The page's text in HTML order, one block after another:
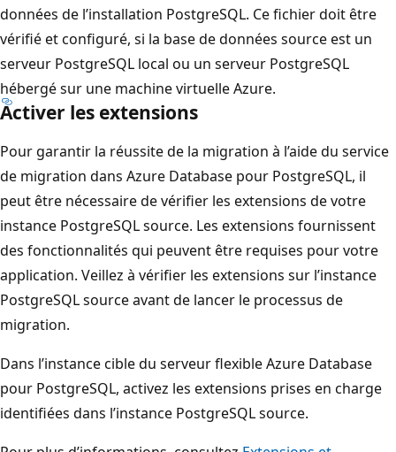
données de l’installation PostgreSQL. Ce fichier doit être
vérifié et configuré, si la base de données source est un
serveur PostgreSQL local ou un serveur PostgreSQL
hébergé sur une machine virtuelle Azure.
Activer les extensions
Pour garantir la réussite de la migration à l’aide du service
de migration dans Azure Database pour PostgreSQL, il
peut être nécessaire de vérifier les extensions de votre
instance PostgreSQL source. Les extensions fournissent
des fonctionnalités qui peuvent être requises pour votre
application. Veillez à vérifier les extensions sur l’instance
PostgreSQL source avant de lancer le processus de
migration.
Dans l’instance cible du serveur flexible Azure Database
pour PostgreSQL, activez les extensions prises en charge
identifiées dans l’instance PostgreSQL source.